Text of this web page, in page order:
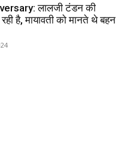
लालजी टंडन की
है, मायावती को मानते थे बहन